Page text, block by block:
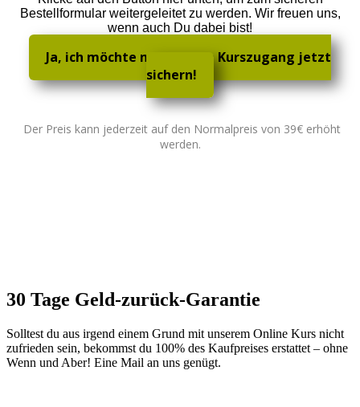
Bestellformular weitergeleitet zu werden. Wir freuen uns,
wenn auch Du dabei bist!
Ja, ich möchte mir meinen Kurszugang jetzt
sichern!
Der Preis kann jederzeit auf den Normalpreis von 39€ erhöht
werden.
30 Tage Geld-zurück-Garantie
Solltest du aus irgend einem Grund mit unserem Online Kurs nicht
zufrieden sein, bekommst du 100% des Kaufpreises erstattet – ohne
Wenn und Aber! Eine Mail an uns genügt.